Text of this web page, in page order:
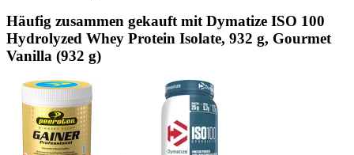
Häufig zusammen gekauft mit Dymatize ISO 100
Hydrolyzed Whey Protein Isolate, 932 g, Gourmet
Vanilla (932 g)